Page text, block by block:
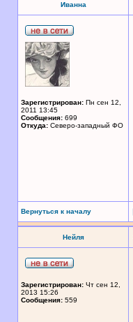
Иванна
Зарегистрирован: Пн сен 12,
2011 13:45
Сообщения: 699
Откуда: Северо-западный ФО
Вернуться к началу
Нейля
Зарегистрирован: Чт сен 12,
2013 15:26
Сообщения: 559